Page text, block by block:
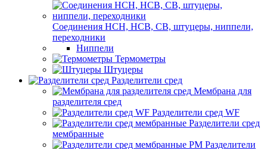
Соединения НСН, НСВ, СВ, штуцеры, ниппели,
переходники
Ниппели
Термометры
Штуцеры
Разделители сред
Мембрана для
разделителя сред
Разделители сред WF
Разделители сред
мембранные
Разделители